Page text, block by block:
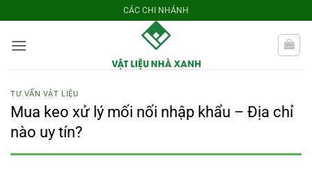
qua
nội
CÁC CHI NHÁNH
TƯ VẤN VẬT LIỆU
Mua keo xử lý mối nối nhập khẩu – Địa chỉ
nào uy tín?